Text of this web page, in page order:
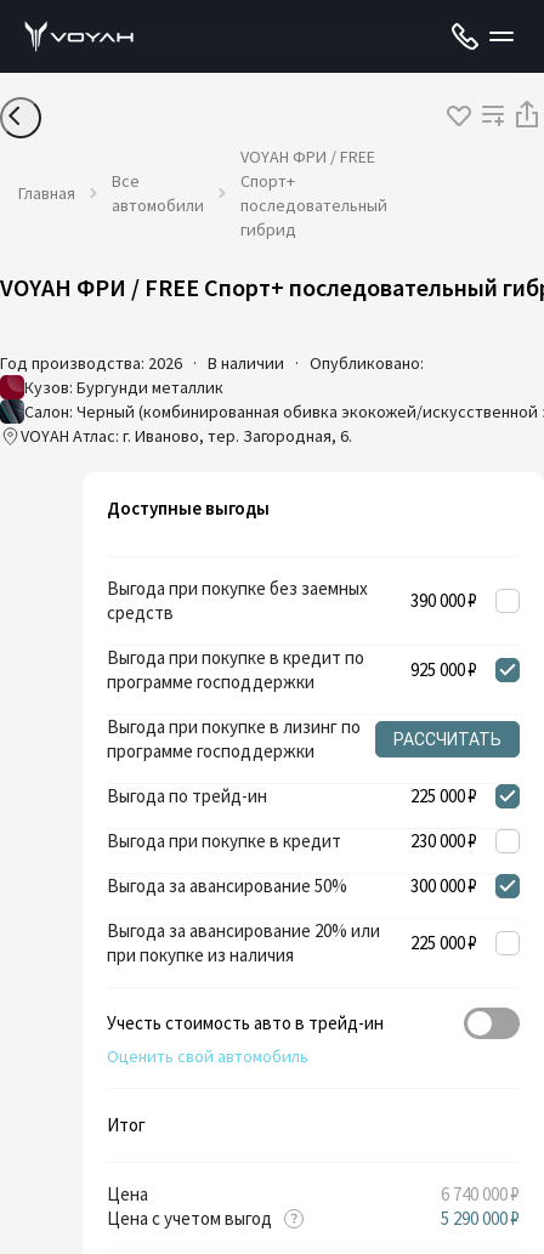
Главная
Все
автомобили
VOYAH ФРИ / FREE
Спорт+
последовательный
гибрид
VOYAH ФРИ / FREE Спорт+ последовательный
Год производства: 2026 · В наличии · Опубликовано:
Кузов: Бургунди металлик
Салон: Черный (комбинированная обивка экокожей/
VOYAH Атлас: г. Иваново, тер. Загородная, 6.
Доступные выгоды
Выгода при покупке без заемных
средств
390 000 ₽
Выгода при покупке в кредит по
программе господдержки
925 000 ₽
Выгода при покупке в лизинг по
программе господдержки
РАССЧИТАТЬ
Выгода по трейд-ин
225 000 ₽
Выгода при покупке в кредит
230 000 ₽
Выгода за авансирование 50%
300 000 ₽
Выгода за авансирование 20% или
при покупке из наличия
225 000 ₽
Учесть стоимость авто в трейд-ин
Оценить свой автомобиль
Итог
Цена
6 740 000 ₽
Цена с учетом выгод
5 290 000 ₽